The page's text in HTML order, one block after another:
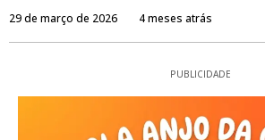
29 de março de 2026 4 meses atrás
PUBLICIDADE